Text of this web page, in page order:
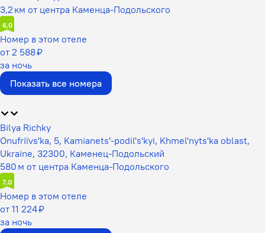
3,2 км от центра Каменца-Подольского
6,0
Номер в этом отеле
от 2 588 ₽
за ночь
Показать все номера
Bilya Richky
Onufrіїvs'ka, 5, Kamianets'-podil's'kyi, Khmel'nyts'ka oblast,
Ukraine, 32300, Каменец-Подольский
580 м от центра Каменца-Подольского
7,0
Номер в этом отеле
от 11 224 ₽
за ночь